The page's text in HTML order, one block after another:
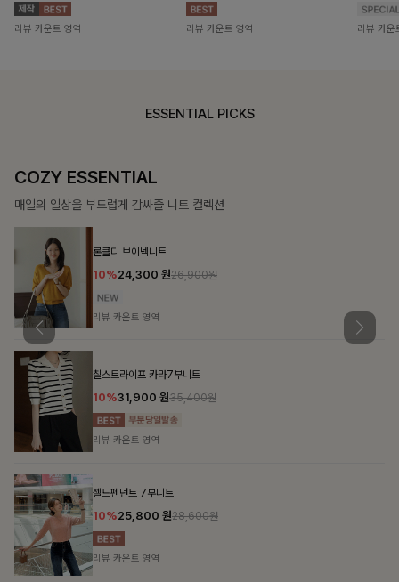
리뷰 카운트 영역 리뷰 카운트 영역 리뷰 카운
ESSENTIAL PICKS
COZY ESSENTIAL
매일의 일상을 부드럽게 감싸줄 니트 컬렉션
론클디 브이넥니트
10%24,300 원26,900원
리뷰 카운트 영역
칠스트라이프 카라7부니트
10%31,900 원35,400원
리뷰 카운트 영역
셀드펜던트 7부니트
10%25,800 원28,600원
리뷰 카운트 영역